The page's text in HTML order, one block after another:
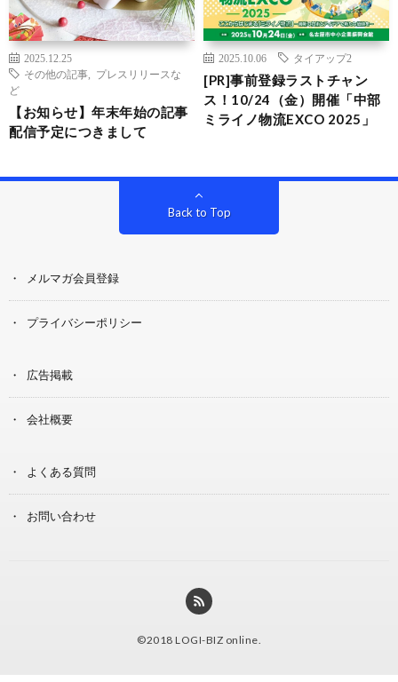
2025.12.25
その他の記事
プレスリリースな
ど
【お知らせ】年末年始の記事
配信予定につきまして
2025.10.06 タイアップ2
[PR]事前登録ラストチャン
ス！10/24（金）開催「中部
ミライノ物流EXCO 2025」
Back to Top
メルマガ会員登録
プライバシーポリシー
広告掲載
会社概要
よくある質問
お問い合わせ
©2018 LOGI-BIZ online